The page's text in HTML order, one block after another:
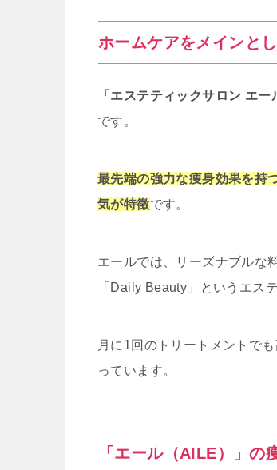
ホームケアをメインと
「 エステティックサロン エー
です。
最先端の強力な痩身効果を持
気が特徴です。
エールでは、リーズナブルな
「Daily Beauty」というエス
月に1回のトリートメントで
っています。
「エール（AILE）」の